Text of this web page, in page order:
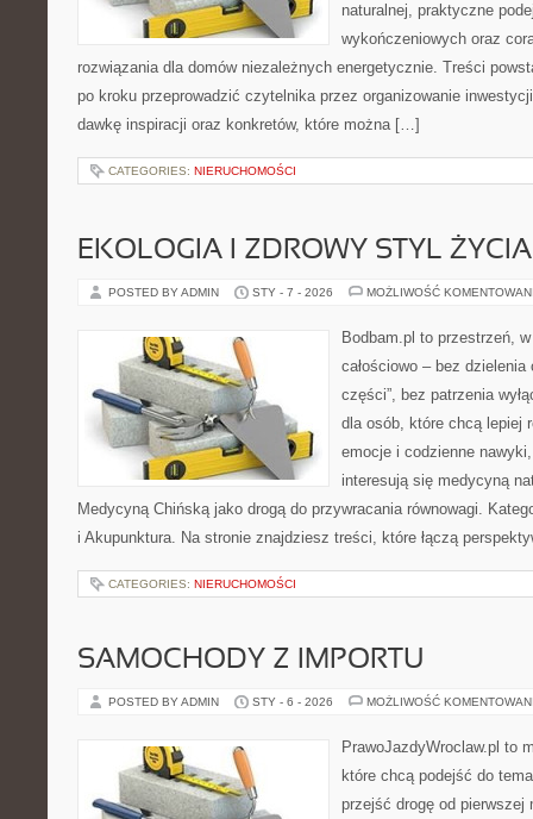
naturalnej, praktyczne
wykończeniowych oraz
rozwiązania dla domów niezależnych energetycznie. Treści
po kroku przeprowadzić czytelnika przez organizowanie
dawkę inspiracji oraz konkretów, które można […]
CATEGORIES: NIERUCHOMOŚCI
EKOLOGIA I ZDROWY STYL ŻYCIA
POSTED BY ADMIN STY - 7 - 2026 MOŻLIWOŚĆ
Bodbam.pl to przestrzeń,
całościowo – bez dzielenia
części”, bez patrzenia
dla osób, które chcą lepiej
emocje i codzienne
interesują się medycyną
Medycyną Chińską jako drogą do przywracania równowagi.
i Akupunktura. Na stronie znajdziesz treści, które łączą
CATEGORIES: NIERUCHOMOŚCI
SAMOCHODY Z IMPORTU
POSTED BY ADMIN STY - 6 - 2026 MOŻLIWOŚĆ
PrawoJazdyWroclaw.pl to
które chcą podejść do
przejść drogę od pierwszej